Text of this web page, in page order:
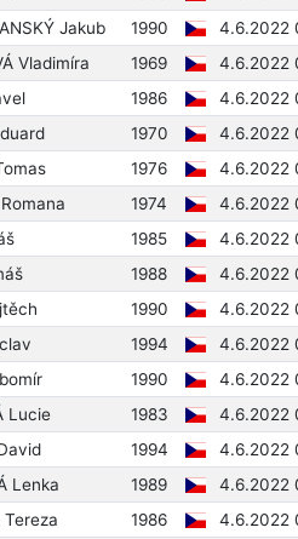
Jakub 1990
4.6.2022
Vladimíra 1969
4.6.2022
1986
4.6.2022
1970
4.6.2022
1976
4.6.2022
1974
4.6.2022
1985
4.6.2022
1988
4.6.2022
1990
4.6.2022
1994
4.6.2022
1990
4.6.2022
Lucie 1983
4.6.2022
1994
4.6.2022
Lenka 1989
4.6.2022
Tereza 1986
4.6.2022